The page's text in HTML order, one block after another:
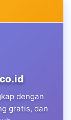
dengan
gratis, dan